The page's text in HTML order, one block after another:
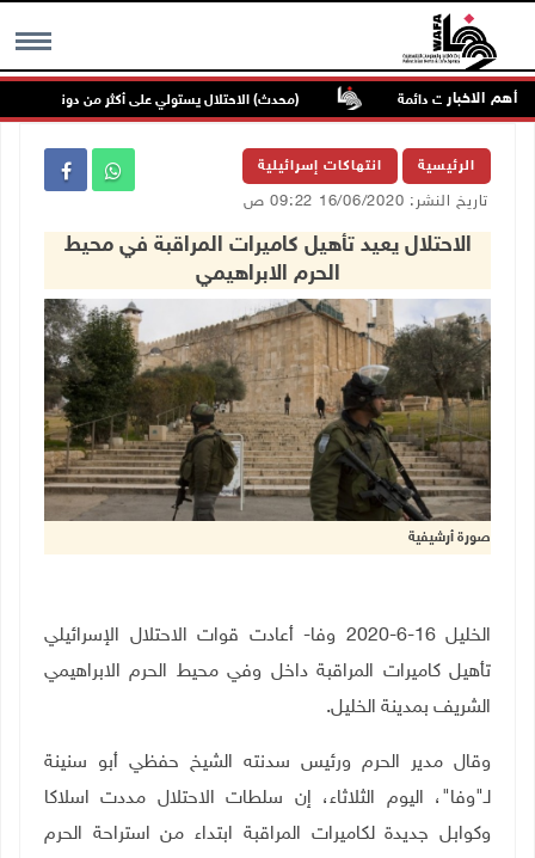
MENU أهم الاخبار
مستعمرات دائمة (محدث) الاحتلال يستولي على أكثر من دونمين
الرئيسية انتهاكات إسرائيلية
تاريخ النشر: 16/06/2020 09:22 ص
الاحتلال يعيد تأهيل كاميرات المراقبة في محيط
الحرم الابراهيمي
صورة أرشيفية
الخليل 16-6-2020 وفا- أعادت قوات الاحتلال الإسرائيلي
تأهيل كاميرات المراقبة داخل وفي محيط الحرم الابراهيمي
الشريف بمدينة الخليل.
وقال مدير الحرم ورئيس سدنته الشيخ حفظي أبو سنينة
لـ"وفا"، اليوم الثلاثاء، إن سلطات الاحتلال مددت اسلاكا
وكوابل جديدة لكاميرات المراقبة ابتداء من استراحة الحرم